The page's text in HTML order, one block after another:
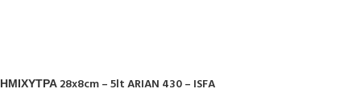
ΗΜΙΧΥΤΡΑ 28x8cm – 5lt ARIAN 430 – ISFA